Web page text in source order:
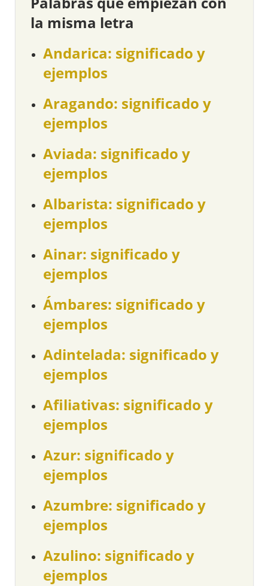
la misma letra
Andarica: significado y
ejemplos
Aragando: significado y
ejemplos
Aviada: significado y
ejemplos
Albarista: significado y
ejemplos
Ainar: significado y
ejemplos
Ámbares: significado y
ejemplos
Adintelada: significado y
ejemplos
Afiliativas: significado y
ejemplos
Azur: significado y
ejemplos
Azumbre: significado y
ejemplos
Azulino: significado y
ejemplos